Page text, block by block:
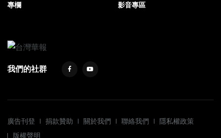
專欄 影音專區
我們的社群
廣告刊登 捐款贊助 關於我們 聯絡我們
隱私權政策
版權聲明